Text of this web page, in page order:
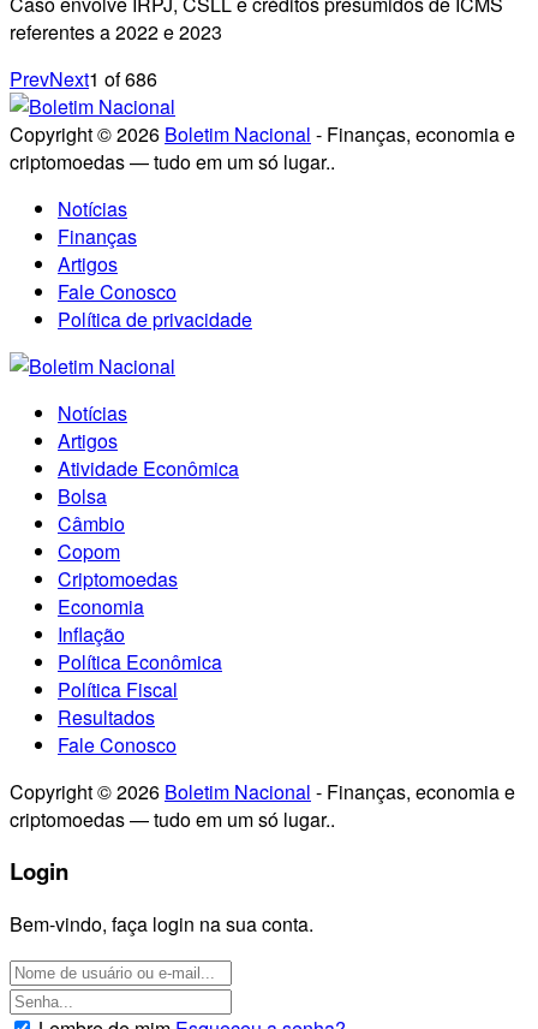
referentes a 2022 e 2023
PrevNext1 of686
Copyright © 2026 Boletim Nacional - Finanças, economia e
criptomoedas — tudo em um só lugar..
Notícias
Finanças
Artigos
Fale Conosco
Política de privacidade
Notícias
Artigos
Atividade Econômica
Bolsa
Câmbio
Copom
Criptomoedas
Economia
Inflação
Política Econômica
Política Fiscal
Resultados
Fale Conosco
Copyright © 2026 Boletim Nacional - Finanças, economia e
criptomoedas — tudo em um só lugar..
Login
Bem-vindo, faça login na sua conta.